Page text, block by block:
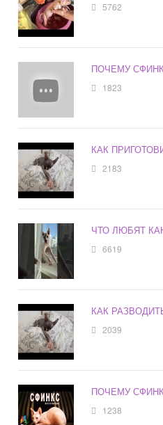
5762
ПОЧЕМУ
1823
КАК
2183
ЧТО ЛЮБЯТ
6619
КАК
2039
ПОЧЕМУ
1238